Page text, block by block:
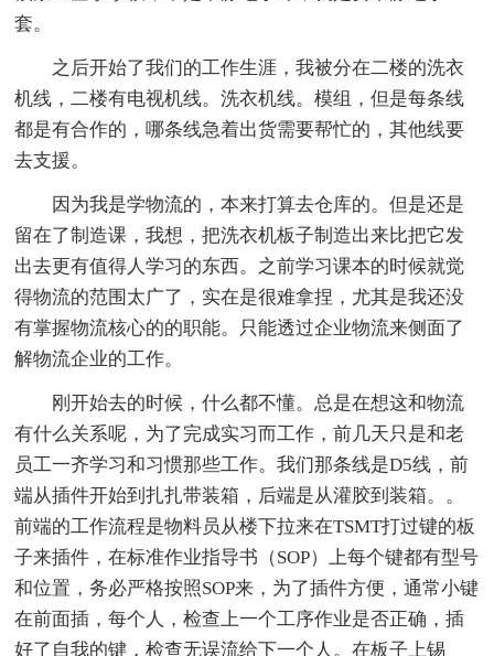
套。
之后开始了我们的工作生涯，我被分在二楼的洗衣
机线，二楼有电视机线。洗衣机线。模组，但是每条线
都是有合作的，哪条线急着出货需要帮忙的，其他线要
去支援。
因为我是学物流的，本来打算去仓库的。但是还是
留在了制造课，我想，把洗衣机板子制造出来比把它发
出去更有值得人学习的东西。之前学习课本的时候就觉
得物流的范围太广了，实在是很难拿捏，尤其是我还没
有掌握物流核心的的职能。只能透过企业物流来侧面了
解物流企业的工作。
刚开始去的时候，什么都不懂。总是在想这和物流
有什么关系呢，为了完成实习而工作，前几天只是和老
员工一齐学习和习惯那些工作。我们那条线是D5线，前
端从插件开始到扎扎带装箱，后端是从灌胶到装箱。。
前端的工作流程是物料员从楼下拉来在TSMT打过键的板
子来插件，在标准作业指导书（SOP）上每个键都有型号
和位置，务必严格按照SOP来，为了插件方便，通常小键
在前面插，每个人，检查上一个工序作业是否正确，插
好了自我的键，检查无误流给下一个人。在板子上锡